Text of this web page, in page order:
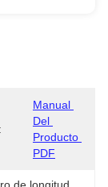
Manual
Del
Producto
PDF